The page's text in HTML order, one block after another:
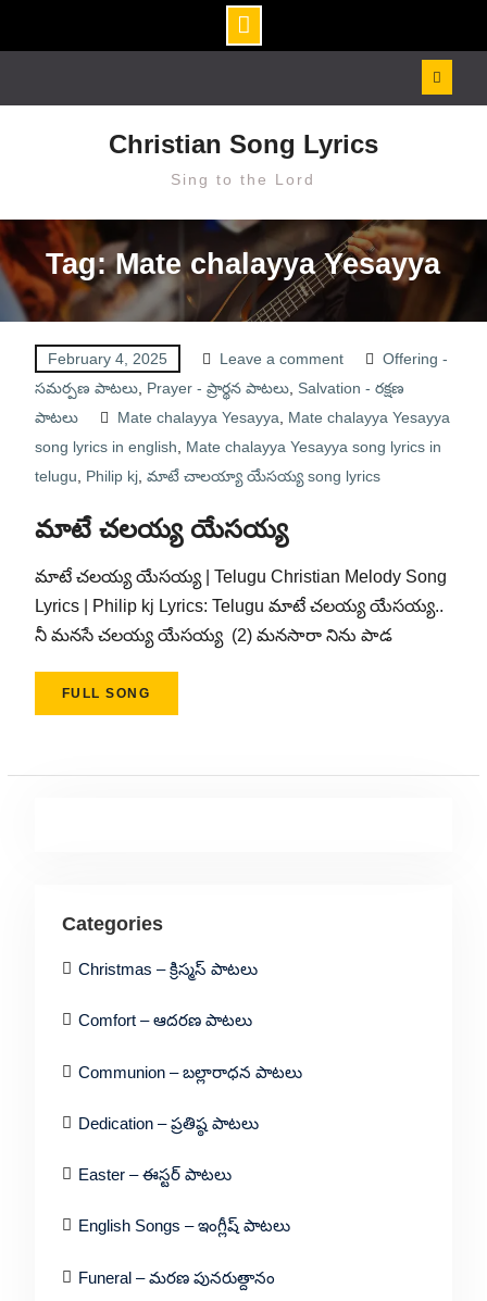
Christian Song Lyrics
Sing to the Lord
Tag: Mate chalayya Yesayya
February 4, 2025 Leave a comment
Offering -
సమర్పణ పాటలు, Prayer - ప్రార్థన పాటలు, Salvation - రక్షణ
పాటలు
Mate chalayya Yesayya
Mate chalayya Yesayya
song lyrics in english
Mate chalayya Yesayya song lyrics in
telugu
Philip kj, మాటే చాలయ్యా యేసయ్య song lyrics
మాటే చలయ్య యేసయ్య
మాటే చలయ్య యేసయ్య | Telugu Christian Melody Song
Lyrics | Philip kj Lyrics: Telugu మాటే చలయ్య యేసయ్య..
నీ మనసే చలయ్య యేసయ్య (2) మనసారా నిను పాడ
FULL SONG
Categories
Christmas – క్రిస్మస్ పాటలు
Comfort – ఆదరణ పాటలు
Communion – బల్లారాధన పాటలు
Dedication – ప్రతిష్ఠ పాటలు
Easter – ఈస్టర్ పాటలు
English Songs – ఇంగ్లీష్ పాటలు
Funeral – మరణ పునరుత్దానం